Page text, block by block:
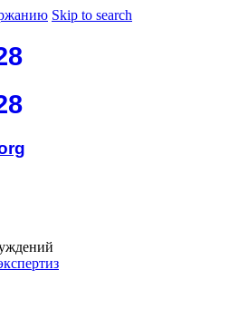
Skip to search